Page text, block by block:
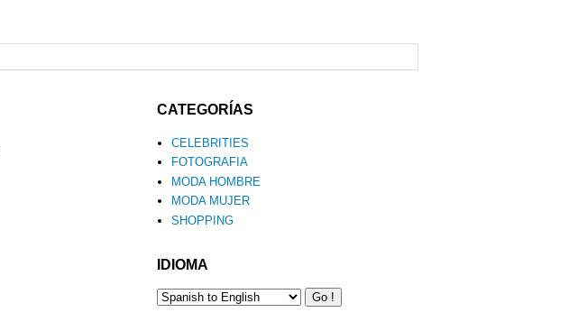
CATEGORÍAS
CELEBRITIES
FOTOGRAFIA
MODA HOMBRE
MODA MUJER
SHOPPING
IDIOMA